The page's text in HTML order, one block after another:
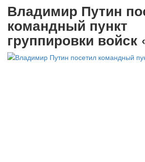
Владимир Путин
командный пункт
группировки войск